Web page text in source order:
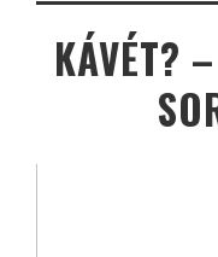
KÁVÉT?